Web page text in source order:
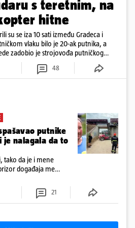
s teretnim, na
hitne
su se iza 10 sati između Gradeca i
vlaku bilo je 20-ak putnika, a
zadobio je strojovođa putničkog
48
putnike
je nalagala da to
tako da je i mene
događaja me
21